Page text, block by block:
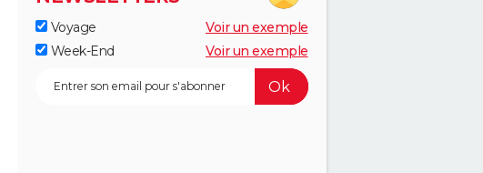
Voyage
Voir un exemple
Week-End
Voir un exemple